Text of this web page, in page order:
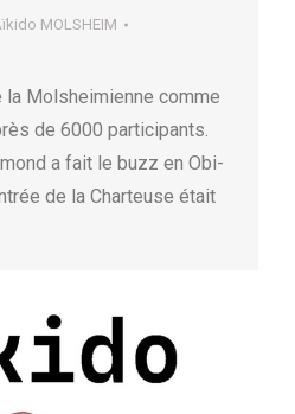
MOLSHEIM
Molsheimienne comme
de 6000 participants.
a fait le buzz en Obi-
de la Charteuse était